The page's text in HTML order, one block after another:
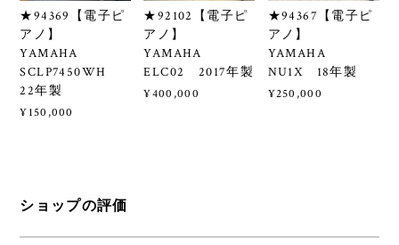
★94369【電子ピ
アノ】
YAMAHA
SCLP7450WH
22年製
¥150,000
★92102【電子ピ
アノ】
YAMAHA
ELC02 2017年製
¥400,000
★94367【電子ピ
アノ】
YAMAHA
NU1X 18年製
¥250,000
ショップの評価